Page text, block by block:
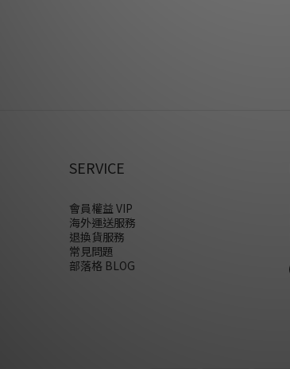
SERVICE
會員權益 VIP
海外運送服務
退換貨服務
常見問題
部落格 BLOG